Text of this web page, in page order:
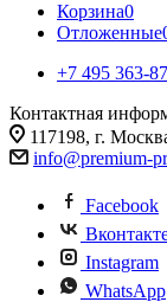
Корзина0
Отложенные
+7 495 363-
Контактная
117198, г.
info@premium-
Facebook
Instagram
WhatsApp